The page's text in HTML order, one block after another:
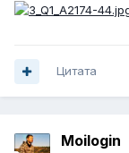
Цитата
Moilogin